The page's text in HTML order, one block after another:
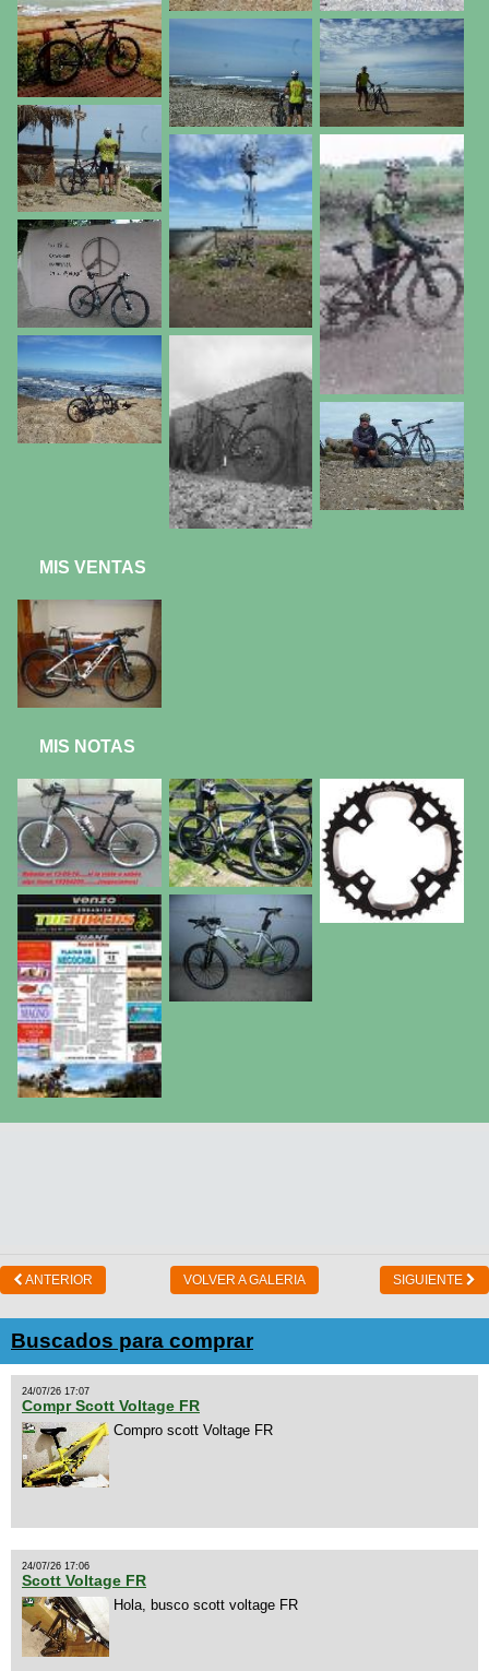
MIS VENTAS
MIS NOTAS
ANTERIOR VOLVER A GALERIA SIGUIENTE
Buscados para comprar
24/07/26 17:07
Compr Scott Voltage FR
Compro scott Voltage FR
24/07/26 17:06
Scott Voltage FR
Hola, busco scott voltage FR